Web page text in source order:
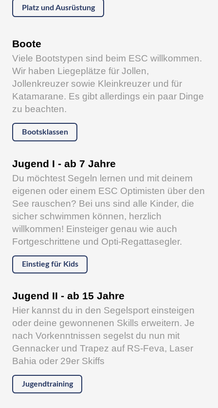
Platz und Ausrüstung
Boote
Viele Bootstypen sind beim ESC willkommen.
Wir haben Liegeplätze für Jollen,
Jollenkreuzer sowie Kleinkreuzer und für
Katamarane. Es gibt allerdings ein paar Dinge
zu beachten.
Bootsklassen
Jugend I - ab 7 Jahre
Du möchtest Segeln lernen und mit deinem
eigenen oder einem ESC Optimisten über den
See rauschen? Bei uns sind alle Kinder, die
sicher schwimmen können, herzlich
willkommen! Einsteiger genau wie auch
Fortgeschrittene und Opti-Regattasegler.
Einstieg für Kids
Jugend II - ab 15 Jahre
Hier kannst du in den Segelsport einsteigen
oder deine gewonnenen Skills erweitern. Je
nach Vorkenntnissen segelst du nun mit
Gennacker und Trapez auf RS-Feva, Laser
Bahia oder 29er Skiffs
Jugendtraining